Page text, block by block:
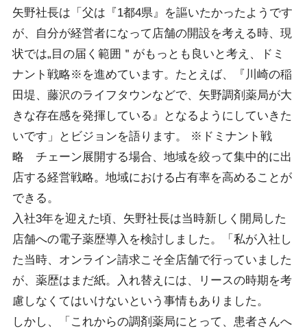
矢野社長は「父は『1都4県』を謳いたかったようです
が、自分が経営者になって店舗の開設を考える時、現
状では„目の届く範囲＂がもっとも良いと考え、ドミ
ナント戦略※を進めています。たとえば、『川崎の稲
田堤、藤沢のライフタウンなどで、矢野調剤薬局が大
きな存在感を発揮している』となるようにしていきた
いです」とビジョンを語ります。 ※ドミナント戦
略 チェーン展開する場合、地域を絞って集中的に出
店する経営戦略。地域における占有率を高めることが
できる。
入社3年を迎えた頃、矢野社長は当時新しく開局した
店舗への電子薬歴導入を検討しました。「私が入社し
た当時、オンライン請求こそ全店舗で行っていました
が、薬歴はまだ紙。入れ替えには、リースの時期を考
慮しなくてはいけないという事情もありました。
しかし、「これからの調剤薬局にとって、患者さんへ